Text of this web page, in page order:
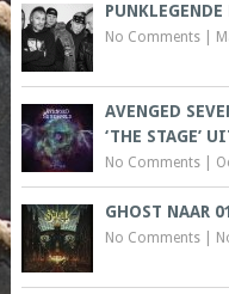
No Comments|
AVENGED
‘THE STAGE’
No Comments|
GHOST NAAR
No Comments|